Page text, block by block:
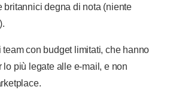
britannici degna di nota (niente
team con budget limitati, che hanno
più legate alle e-mail, e non